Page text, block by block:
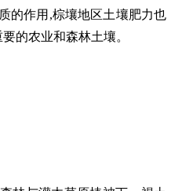
的作用,棕壤地区土壤肥力也
的农业和森林土壤。